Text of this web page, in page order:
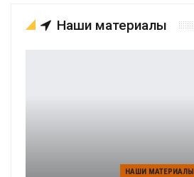
Наши материалы
НАШИ МАТЕРИАЛЫ